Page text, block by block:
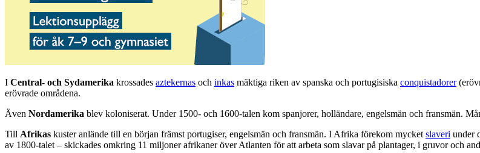
I Central- och Sydamerika krossades aztekernas och inkas mäktiga riken av spanska och portugisiska conquistadorer
erövrade områdena.
Även Nordamerika blev koloniserat. Under 1500- och 1600-talen kom spanjorer, holländare, engelsmän och fransmän.
Till Afrikas kuster anlände till en början främst portugiser, engelsmän och fransmän. I Afrika förekom mycket slaveri under
av 1800-talet – skickades omkring 11 miljoner afrikaner över Atlanten för att arbeta som slavar på plantager, i gruvor och